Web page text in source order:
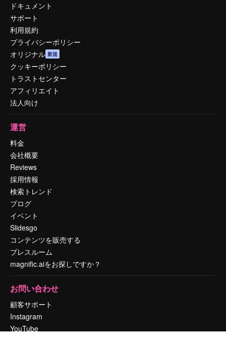
ドキュメント
サポート
利用規約
プライバシーポリシー
オリジナル 新規
クッキーポリシー
トラストセンター
アフィリエイト
法人向け
運営
料金
会社概要
Reviews
採用情報
検索トレンド
ブログ
イベント
Slidesgo
コンテンツを販売する
プレスルーム
magnific.aiをお探しですか？
お問い合わせ
顧客サポート
Instagram
YouTube